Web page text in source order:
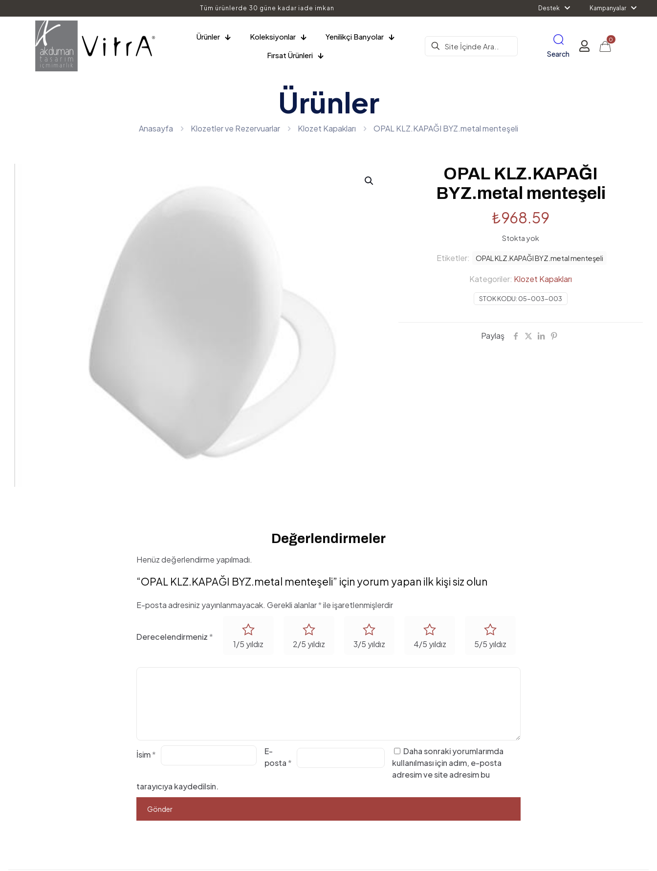
Tüm ürünlerde 30 güne kadar iade imkan Destek Kampanyalar
Ürünler Koleksiyonlar
Yenilikçi Banyolar
Fırsat Ürünleri
Search
0
Ürünler
Anasayfa Klozetler ve Rezervuarlar Klozet Kapakları OPAL KLZ.KAPAĞI BYZ.metal menteşeli
OPAL KLZ.KAPAĞI
BYZ.metal menteşeli
₺968.59
Stokta yok
STOK KODU: 05-003-003
Kategoriler: Klozet Kapakları
Etiketler: OPAL KLZ.KAPAĞI BYZ.metal menteşeli
Paylaş
Değerlendirmeler
Henüz değerlendirme yapılmadı.
“OPAL KLZ.KAPAĞI BYZ.metal menteşeli” için yorum yapan ilk kişi siz olun
E-posta adresiniz yayınlanmayacak. Gerekli alanlar*ile işaretlenmişlerdir
Derecelendirmeniz*
1/5 yıldız 2/5 yıldız 3/5 yıldız 4/5 yıldız 5/5 yıldız
İsim*
E-
posta*
Daha sonraki yorumlarımda
kullanılması için adım, e-posta
adresim ve site adresim bu
tarayıcıya kaydedilsin.